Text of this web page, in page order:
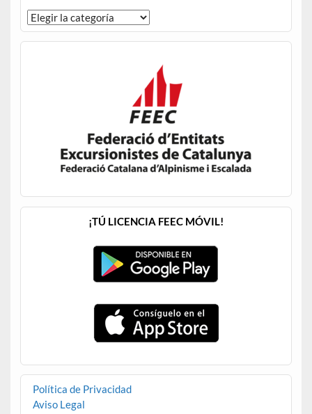
¡TÚ LICENCIA FEEC MÓVIL!
Política de Privacidad
Aviso Legal